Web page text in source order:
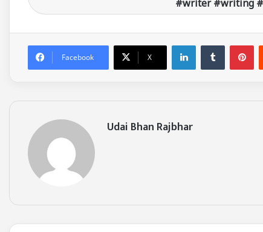
#writer #writing
Facebook X
LinkedIn
Udai Bhan Rajbhar